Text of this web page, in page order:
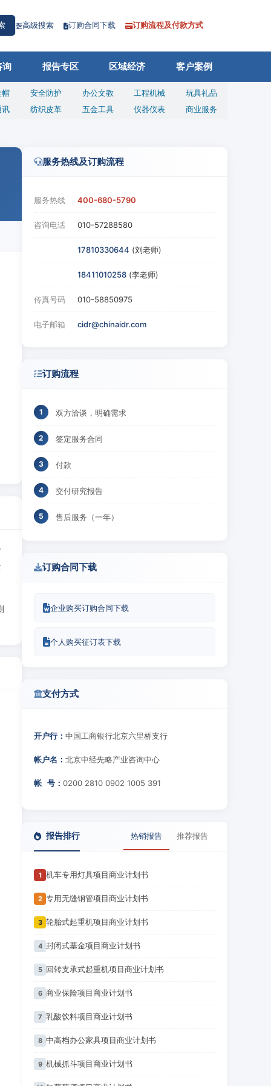
高级搜索 订购合同下载 订购流程及付款方式
询 报告专区 区域经济 客户案例
帽 安全防护 办公文教 工程机械
玩具礼品
讯 纺织皮革 五金工具 仪器仪表 商业服务
服务热线及订购流程
服务热线 400-680-5790
咨询电话 010-57288580
17810330644 (刘老师)
18411010258 (李老师)
传真号码 010-58850975
电子邮箱 cidr@chinaidr.com
订购流程
双方洽谈，明确需求
签定服务合同
付款
交付研究报告
售后服务（一年）
订购合同下载
企业购买订购合同下载
个人购买征订表下载
支付方式
开户行： 中国工商银行北京六里桥支行
帐户名： 北京中经先略产业咨询中心
帐 号： 0200 2810 0902 1005 391
报告排行 热销报告 推荐报告
1 机车专用灯具项目商业计划书
2 专用无缝钢管项目商业计划书
3 轮胎式起重机项目商业计划书
4 封闭式基金项目商业计划书
5 回转支承式起重机项目商业计划书
6 商业保险项目商业计划书
7 乳酸饮料项目商业计划书
8 中高档办公家具项目商业计划书
9 机械抓斗项目商业计划书